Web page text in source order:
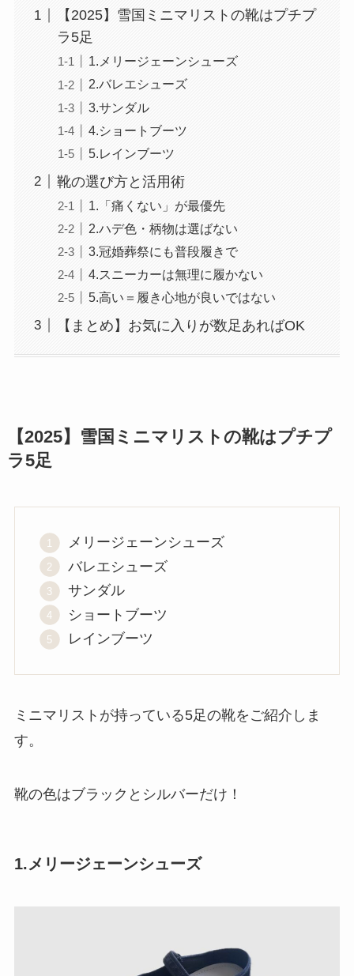
【2025】雪国ミニマリストの靴はプチプ
ラ5足
1.メリージェーンシューズ
2.バレエシューズ
3.サンダル
4.ショートブーツ
5.レインブーツ
靴の選び方と活用術
1.「痛くない」が最優先
2.ハデ色・柄物は選ばない
3.冠婚葬祭にも普段履きで
4.スニーカーは無理に履かない
5.高い＝履き心地が良いではない
【まとめ】お気に入りが数足あればOK
【2025】雪国ミニマリストの靴はプチプ
ラ5足
メリージェーンシューズ
バレエシューズ
サンダル
ショートブーツ
レインブーツ
ミニマリストが持っている5足の靴をご紹介しま
す。
靴の色はブラックとシルバーだけ！
1.メリージェーンシューズ